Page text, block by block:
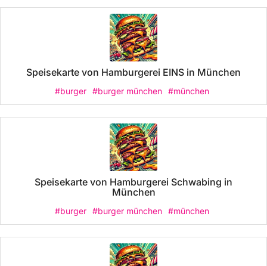
Speisekarte von Hamburgerei EINS in München
#burger #burger münchen #münchen
Speisekarte von Hamburgerei Schwabing in
München
#burger #burger münchen #münchen